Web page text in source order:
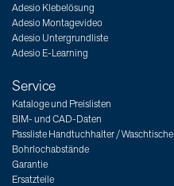
Adesio Klebelösung
Adesio Montagevideo
Adesio Untergrundliste
Adesio E-Learning
Service
Kataloge und Preislisten
BIM- und CAD-Daten
Passliste Handtuchhalter / Waschtische
Bohrlochabstände
Garantie
Ersatzteile